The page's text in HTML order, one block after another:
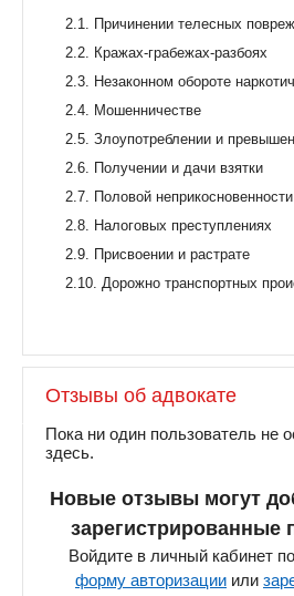
2.1. Причинении телесных
2.2. Кражах-грабежах-разбоях
2.3. Незаконном обороте
2.4. Мошенничестве
2.5. Злоупотреблении и
2.6. Получении и дачи взятки
2.7. Половой
2.8. Налоговых преступлениях
2.9. Присвоении и растрате
2.10. Дорожно транспортных
Отзывы об адвокате
Пока ни один пользователь не
здесь.
Новые отзывы могут
зарегистрированные
Войдите в личный кабинет
форму авторизации или